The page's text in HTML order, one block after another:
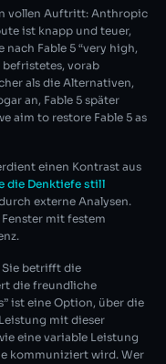
vollen Auftritt: Anthropic
ist knapp und teuer,
Fable 5 “very high,
vorab
als die Alternativen,
an, Fable 5 später
aim to restore Fable 5 as
einen Kontrast aus
die Denktiefe still
externe Analysen.
mit festem
Sie betrifft die
die freundliche
ist eine Option, über die
mit dieser
eine variable Leistung
kommuniziert wird. Wer